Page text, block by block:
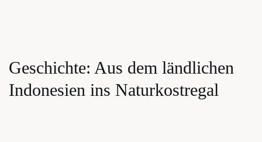
Geschich­te: Aus dem länd­li­chen
Indo­ne­si­en ins Naturkostregal